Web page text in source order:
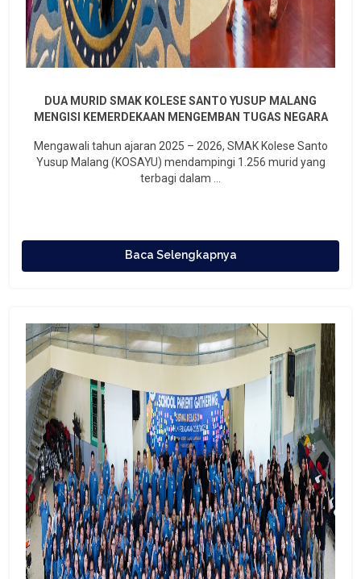
DUA MURID SMAK KOLESE SANTO YUSUP MALANG
MENGISI KEMERDEKAAN MENGEMBAN TUGAS NEGARA
Mengawali tahun ajaran 2025 – 2026, SMAK Kolese Santo
Yusup Malang (KOSAYU) mendampingi 1.256 murid yang
terbagi dalam ...
Baca Selengkapnya